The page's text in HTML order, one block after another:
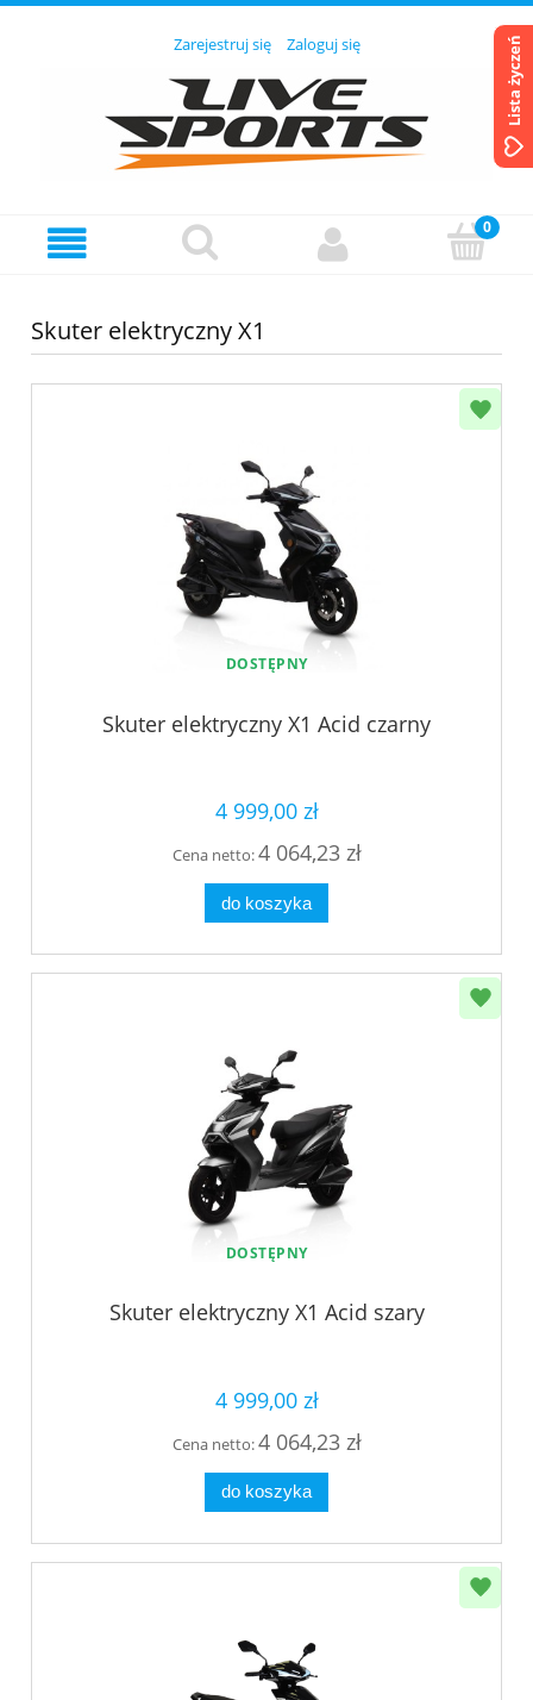
Zarejestruj się Zaloguj się
Skuter elektryczny X1
DOSTĘPNY
Skuter elektryczny X1 Acid czarny
4 999,00 zł
Cena netto:4 064,23 zł
do koszyka
DOSTĘPNY
Skuter elektryczny X1 Acid szary
4 999,00 zł
Cena netto:4 064,23 zł
do koszyka
Lista życzeń